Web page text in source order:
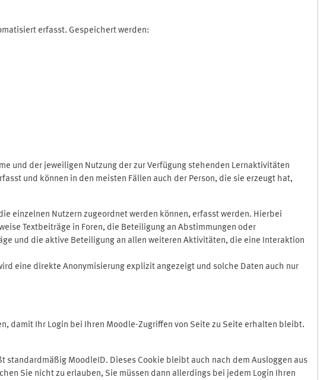
erfasst. Gespeichert werden:
und der jeweiligen Nutzung der zur Verfügung stehenden Lernaktivitäten
und können in den meisten Fällen auch der Person, die sie erzeugt hat,
einzelnen Nutzern zugeordnet werden können, erfasst werden. Hierbei
Textbeiträge in Foren, die Beteiligung an Abstimmungen oder
und die aktive Beteiligung an allen weiteren Aktivitäten, die eine Interaktion
eine direkte Anonymisierung explizit angezeigt und solche Daten auch nur
damit Ihr Login bei Ihren Moodle-Zugriffen von Seite zu Seite erhalten bleibt.
MoodleID. Dieses Cookie bleibt auch nach dem Ausloggen aus
Sie nicht zu erlauben, Sie müssen dann allerdings bei jedem Login Ihren